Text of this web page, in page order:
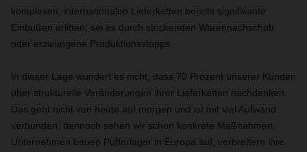
komplexen, internationalen Lieferketten bereits signifikante
Einbußen erlitten, sei es durch stockenden Warennachschub
oder erzwungene Produktionsstopps.
In dieser Lage wundert es nicht, dass 70 Prozent unserer Kunden
über strukturelle Veränderungen ihrer Lieferketten nachdenken.
Das geht nicht von heute auf morgen und ist mit viel Aufwand
verbunden, dennoch sehen wir schon konkrete Maßnahmen.
Unternehmen bauen Pufferlager in Europa auf, verbreitern ihre